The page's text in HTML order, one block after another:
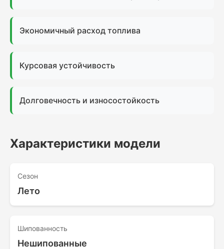
Экономичный расход топлива
Курсовая устойчивость
Долговечность и износостойкость
Характеристики модели
Сезон
Лето
Шипованность
Нешипованные